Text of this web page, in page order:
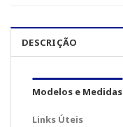
DESCRIÇÃO
Modelos e Medidas
Links Úteis